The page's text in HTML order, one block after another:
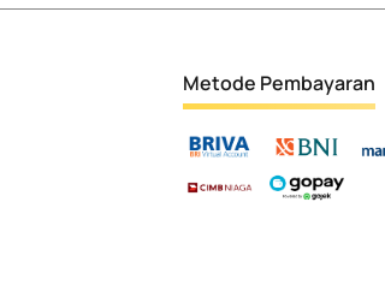
Metode Pembayaran